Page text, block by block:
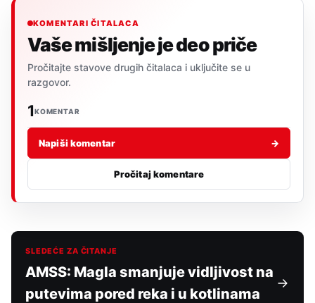
KOMENTARI ČITALACA
Vaše mišljenje je deo priče
Pročitajte stavove drugih čitalaca i uključite se u
razgovor.
1KOMENTAR
Napiši komentar →
Pročitaj komentare
SLEDEĆE ZA ČITANJE
AMSS: Magla smanjuje vidljivost na
putevima pored reka i u kotlinama